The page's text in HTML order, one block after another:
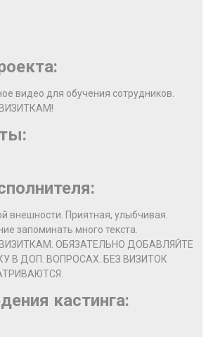
видео для обучения сотрудников.
внешности. Приятная, улыбчивая.
запоминать много текста.
ОБЯЗАТЕЛЬНО ДОБАВЛЯЙТЕ
В ДОП. ВОПРОСАХ. БЕЗ ВИЗИТОК
кастинга: